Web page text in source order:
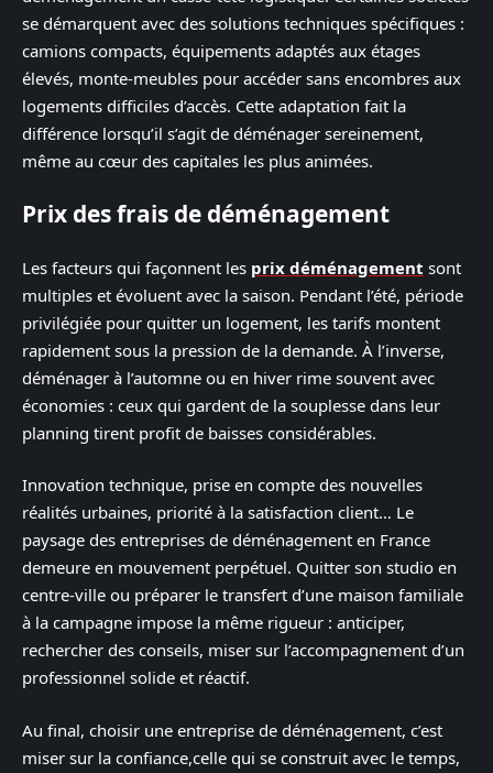
se démarquent avec des solutions techniques spécifiques :
camions compacts, équipements adaptés aux étages
élevés, monte-meubles pour accéder sans encombres aux
logements difficiles d’accès. Cette adaptation fait la
différence lorsqu’il s’agit de déménager sereinement,
même au cœur des capitales les plus animées.
Prix ​​des frais de déménagement
Les facteurs qui façonnent les prix déménagement sont
multiples et évoluent avec la saison. Pendant l’été, période
privilégiée pour quitter un logement, les tarifs montent
rapidement sous la pression de la demande. À l’inverse,
déménager à l’automne ou en hiver rime souvent avec
économies : ceux qui gardent de la souplesse dans leur
planning tirent profit de baisses considérables.
Innovation technique, prise en compte des nouvelles
réalités urbaines, priorité à la satisfaction client… Le
paysage des entreprises de déménagement en France
demeure en mouvement perpétuel. Quitter son studio en
centre-ville ou préparer le transfert d’une maison familiale
à la campagne impose la même rigueur : anticiper,
rechercher des conseils, miser sur l’accompagnement d’un
professionnel solide et réactif.
Au final, choisir une entreprise de déménagement, c’est
miser sur la confiance,celle qui se construit avec le temps,